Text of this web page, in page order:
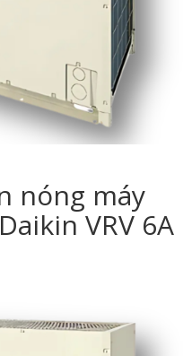
nóng máy
VRV 6A